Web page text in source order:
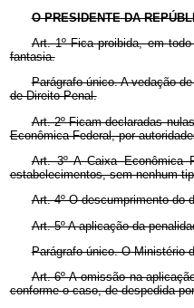
O PRESIDENTE DA
Art. 1º Fica proibida, em
fantasia.
Parágrafo único. A vedação
de Direito Penal.
Art. 2º Ficam declaradas
Econômica Federal, por
Art. 3º A Caixa Econômica
estabelecimentos, sem nenhum
Art. 4º O descumprimento do
Art. 5º A aplicação da
Parágrafo único. O Ministério
Art. 6º A omissão na
conforme o caso, de despedida